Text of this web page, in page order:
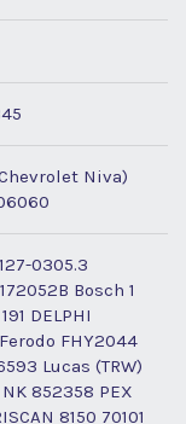
Niva)
0305.3
Bosch 1
DELPHI
FHY2044
Lucas (TRW)
852358 PEX
8150 70101